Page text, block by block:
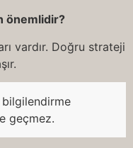
önemlidir?
vardır. Doğru strateji
geçmez.